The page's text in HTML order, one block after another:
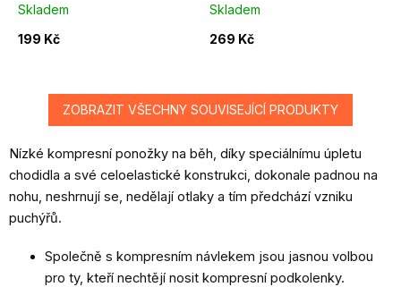
Skladem
199 Kč
Skladem
269 Kč
ZOBRAZIT VŠECHNY SOUVISEJÍCÍ PRODUKTY
Nízké kompresní ponožky na běh, díky speciálnímu úpletu
chodidla a své celoelastické konstrukci, dokonale padnou na
nohu, neshrnují se, nedělají otlaky a tím předchází vzniku
puchýřů.
Společně s kompresním návlekem jsou jasnou volbou
pro ty, kteří nechtějí nosit kompresní podkolenky.